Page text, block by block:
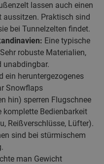
lassen auch einen
aussitzen. Praktisch sind
bei Tunnelzelten findet.
Eine typische
robuste Materialien,
unabdingbar.
ein heruntergezogenes
Snowflaps
hin) sperren Flugschnee
komplette Bedienbarkeit
Reißverschlüsse, Lüfter).
sind bei stürmischem
man Gewicht